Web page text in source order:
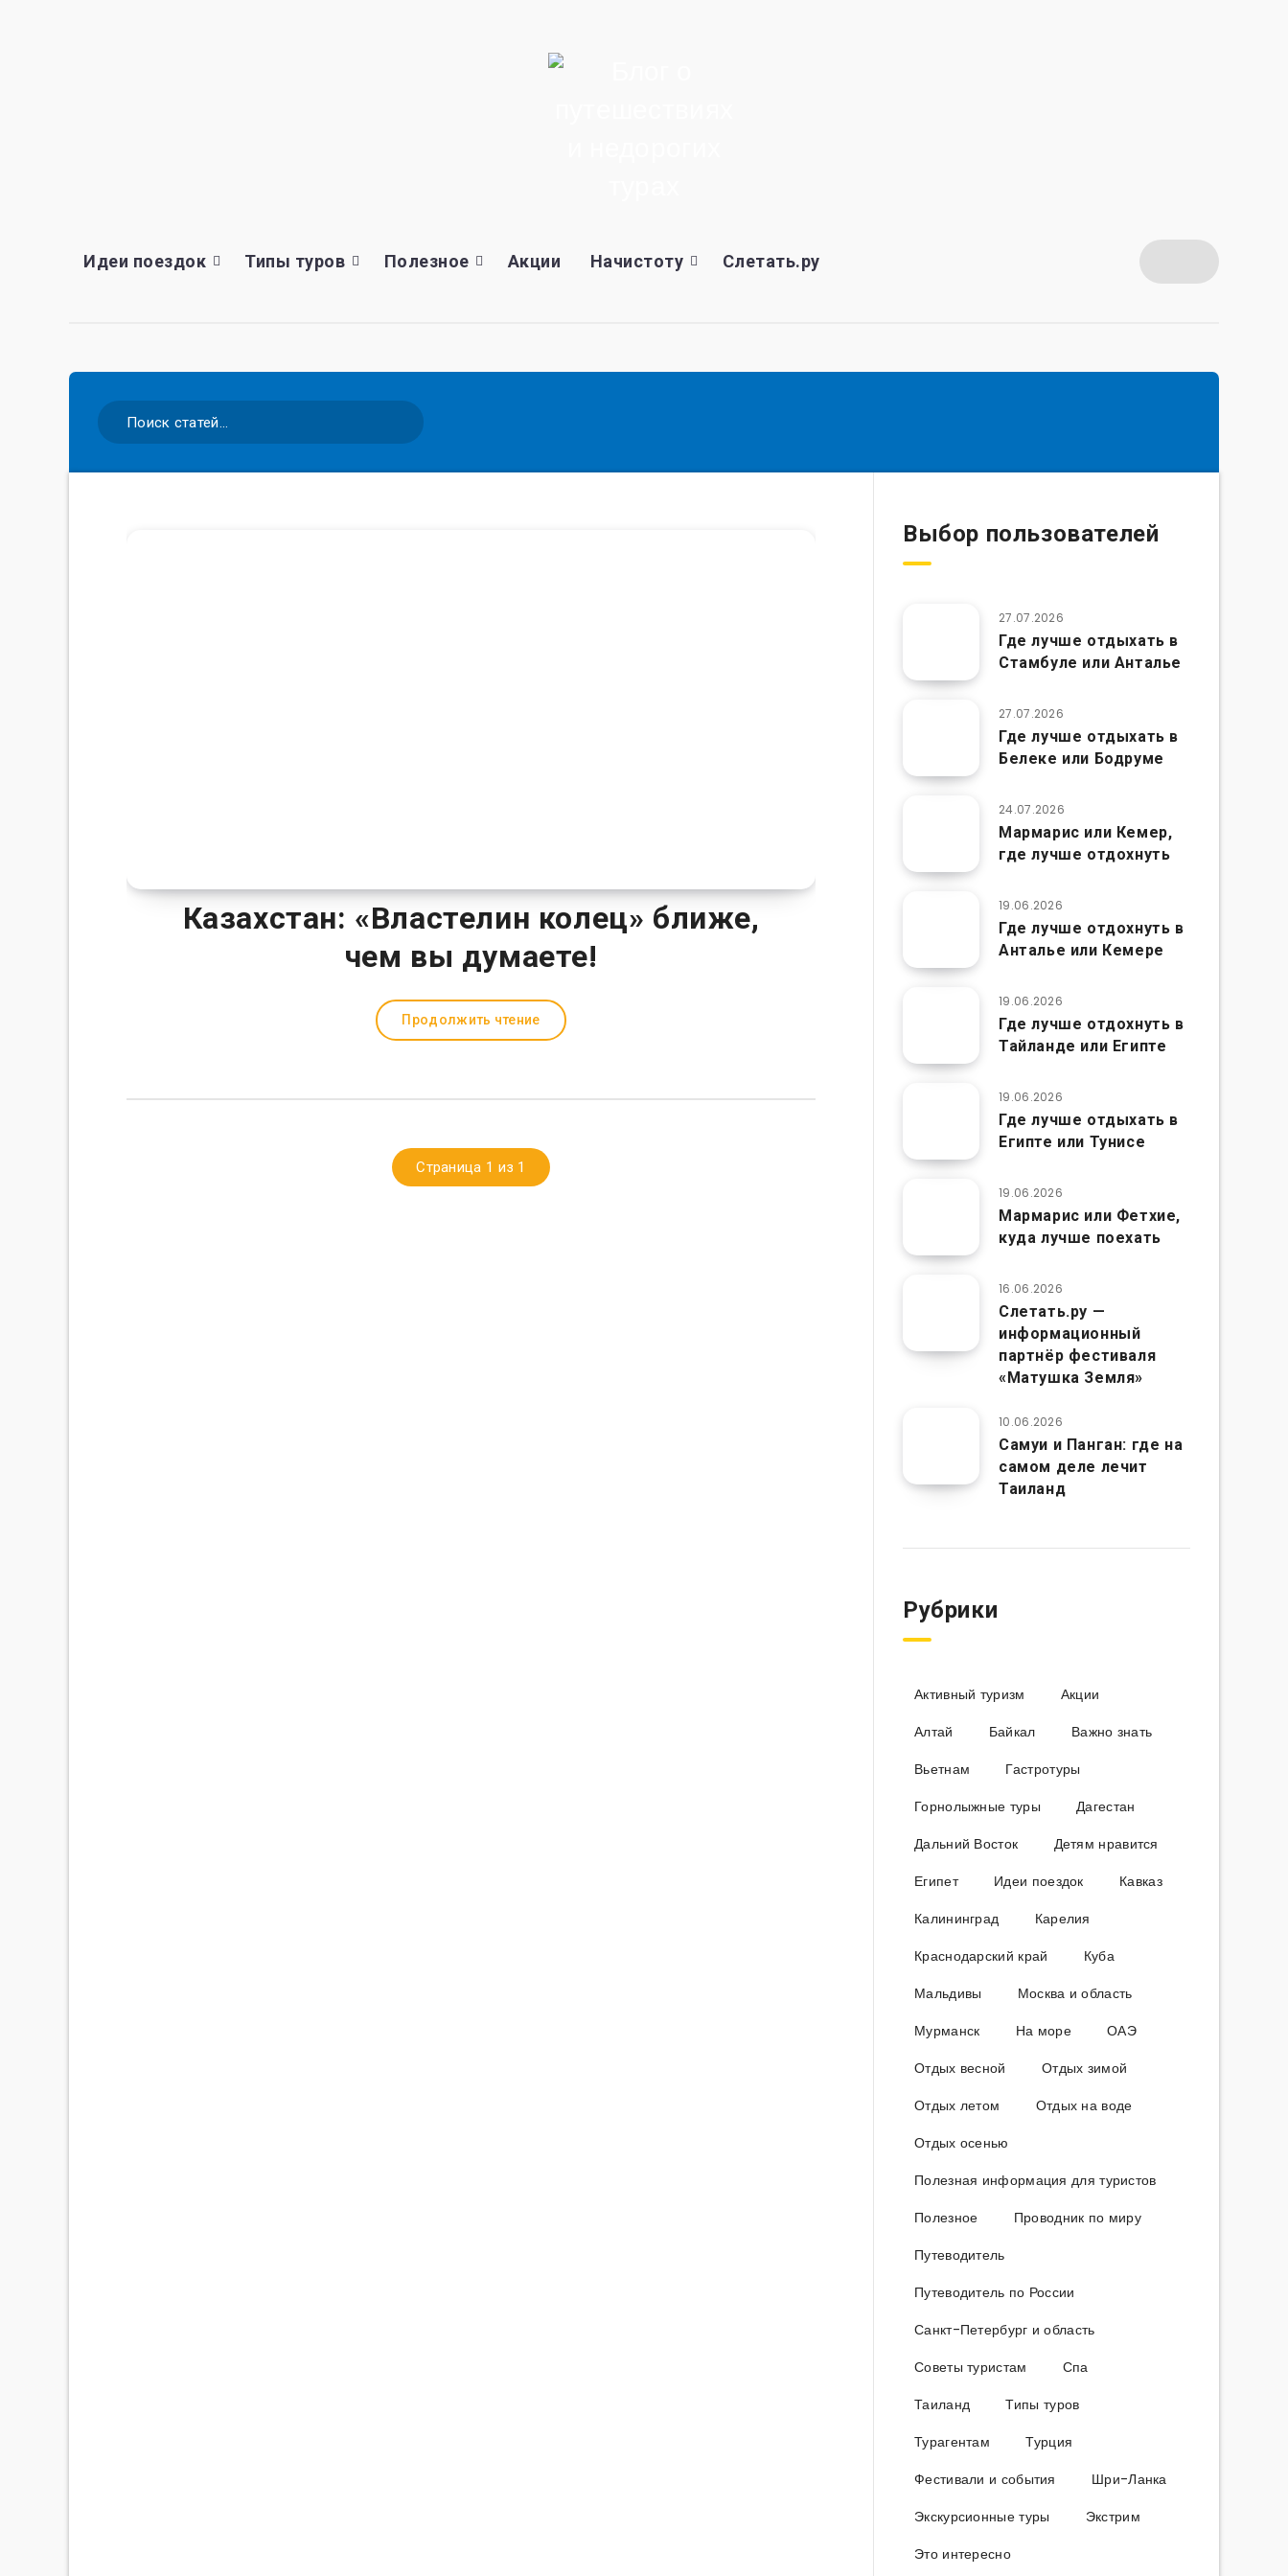
Идеи поездок Типы туров Полезное Акции Начистоту Слетать.ру
Казахстан: «Властелин колец» ближе,
чем вы думаете!
Продолжить чтение
Страница 1 из 1
Выбор пользователей
27.07.2026
Где лучше отдыхать в
Стамбуле или Анталье
27.07.2026
Где лучше отдыхать в
Белеке или Бодруме
24.07.2026
Мармарис или Кемер,
где лучше отдохнуть
19.06.2026
Где лучше отдохнуть в
Анталье или Кемере
19.06.2026
Где лучше отдохнуть в
Тайланде или Египте
19.06.2026
Где лучше отдыхать в
Египте или Тунисе
19.06.2026
Мармарис или Фетхие,
куда лучше поехать
16.06.2026
Слетать.ру —
информационный
партнёр фестиваля
«Матушка Земля»
10.06.2026
Самуи и Панган: где на
самом деле лечит
Таиланд
Рубрики
Активный туризм
Акции
Алтай
Байкал
Важно знать
Вьетнам
Гастротуры
Горнолыжные туры
Дагестан
Дальний Восток
Детям нравится
Египет
Идеи поездок
Кавказ
Калининград
Карелия
Краснодарский край
Куба
Мальдивы
Москва и область
Мурманск
На море
ОАЭ
Отдых весной
Отдых зимой
Отдых летом
Отдых на воде
Отдых осенью
Полезная информация для туристов
Полезное
Проводник по миру
Путеводитель
Путеводитель по России
Санкт-Петербург и область
Советы туристам
Спа
Таиланд
Типы туров
Турагентам
Турция
Фестивали и события
Шри-Ланка
Экскурсионные туры
Экстрим
Это интересно